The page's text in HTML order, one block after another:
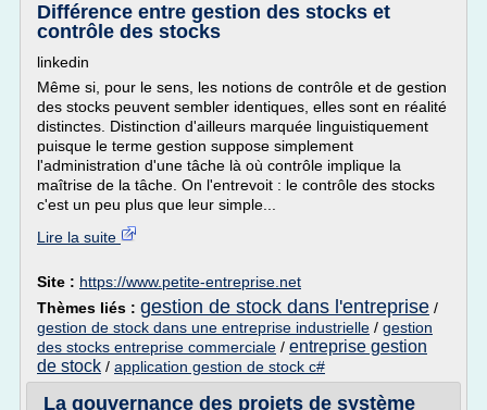
Différence entre gestion des stocks et
contrôle des stocks
linkedin
Même si, pour le sens, les notions de contrôle et de gestion
des stocks peuvent sembler identiques, elles sont en réalité
distinctes. Distinction d'ailleurs marquée linguistiquement
puisque le terme gestion suppose simplement
l'administration d'une tâche là où contrôle implique la
maîtrise de la tâche. On l'entrevoit : le contrôle des stocks
c'est un peu plus que leur simple...
Lire la suite
Site : https://www.petite-entreprise.net
Thèmes liés : gestion de stock dans l'entreprise /
gestion de stock dans une entreprise industrielle / gestion
des stocks entreprise commerciale / entreprise gestion
de stock / application gestion de stock c#
La gouvernance des projets de système